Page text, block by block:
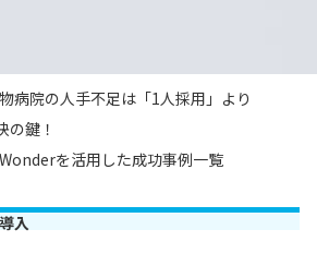
病院の人手不足は「1人採用」より
の鍵！
を活用した成功事例一覧
入